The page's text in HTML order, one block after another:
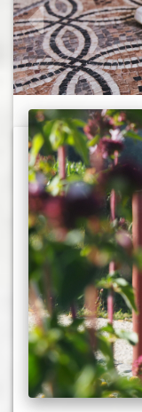
zurück